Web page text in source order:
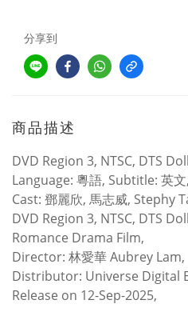
分享到
商品描述
DVD Region 3, NTSC, DTS
Language: 粵語, Subtitle: 英
Cast: 鄧麗欣, 馬志威, Stephy
DVD Region 3, NTSC, DTS
Romance Drama Film,
Director: 林愛華 Aubrey Lam,
Distributor: Universe Digital
Release on 12-Sep-2025,